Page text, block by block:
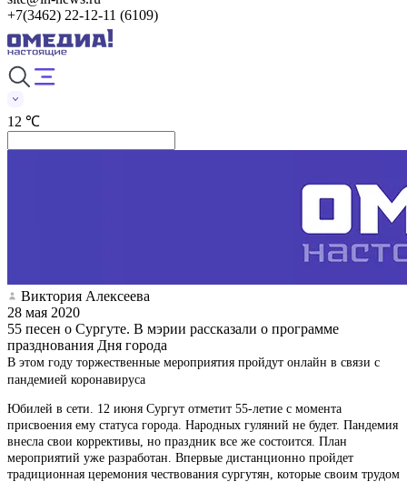
+7(3462) 22-12-11 (6109)
12 ℃
Виктория Алексеева
28 мая 2020
55 песен о Сургуте. В мэрии рассказали о программе
празднования Дня города
В этом году торжественные мероприятия пройдут онлайн в связи с
пандемией коронавируса
Юбилей в сети. 12 июня Сургут отметит 55-летие с момента
присвоения ему статуса города. Народных гуляний не будет. Пандемия
внесла свои коррективы, но праздник все же состоится. План
мероприятий уже разработан. Впервые дистанционно пройдет
традиционная церемония чествования сургутян, которые своим трудом